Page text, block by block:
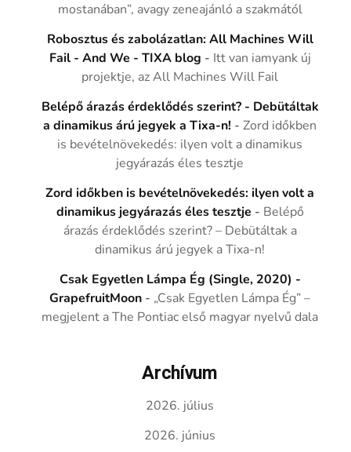
mostanában”, avagy zeneajánló a szakmától
Robosztus és zabolázatlan: All Machines Will
Fail - And We - TIXA blog - Itt van iamyank új
projektje, az All Machines Will Fail
Belépő árazás érdeklődés szerint? - Debütáltak
a dinamikus árú jegyek a Tixa-n! -Zord időkben
is bevételnövekedés: ilyen volt a dinamikus
jegyárazás éles tesztje
Zord időkben is bevételnövekedés: ilyen volt a
dinamikus jegyárazás éles tesztje - Belépő
árazás érdeklődés szerint? – Debütáltak a
dinamikus árú jegyek a Tixa-n!
Csak Egyetlen Lámpa Ég (Single, 2020) -
GrapefruitMoon - „Csak Egyetlen Lámpa Ég” –
megjelent a The Pontiac első magyar nyelvű dala
Archívum
2026. július
2026. június